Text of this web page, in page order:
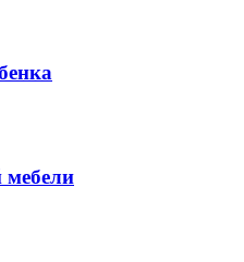
мебели